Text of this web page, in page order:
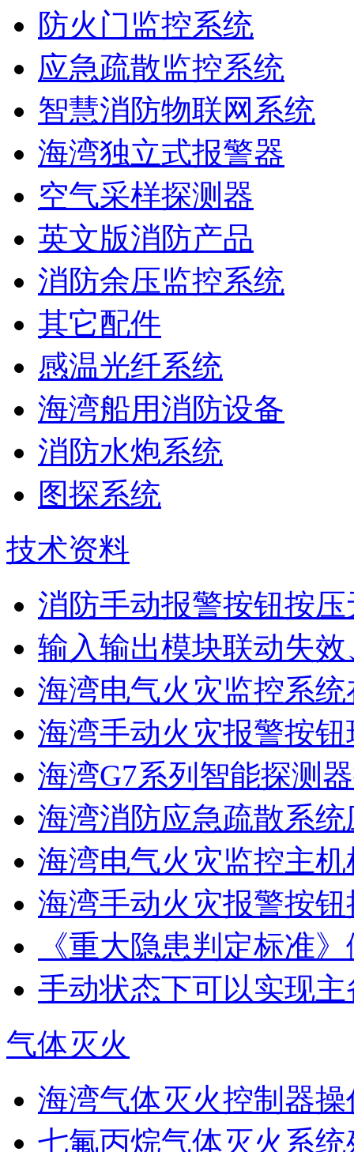
防火门监控系统
应急疏散监控系统
智慧消防物联网系统
海湾独立式报警器
空气采样探测器
英文版消防产品
消防余压监控系统
其它配件
感温光纤系统
海湾船用消防设备
消防水炮系统
图探系统
技术资料
消防手动报警按钮按
输入输出模块联动失
海湾电气火灾监控系统
海湾手动火灾报警按钮
海湾G7系列智能探测
海湾消防应急疏散系统
海湾电气火灾监控主
海湾手动火灾报警按
《重大隐患判定标准
手动状态下可以实现
气体灭火
海湾气体灭火控制器操
七氟丙烷气体灭火系统